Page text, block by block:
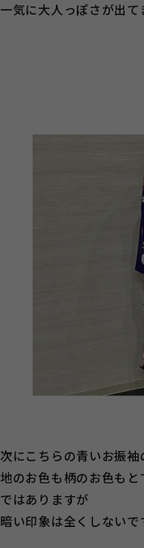
一気に大人っぽさが出
次にこちらの青いお振袖
地のお色も柄のお色も
ではありますが
暗い印象は全くしない